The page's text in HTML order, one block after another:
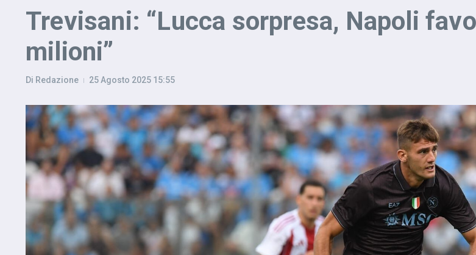
Trevisani: “Lucca sorpresa, Napoli
milioni”
Di Redazione 25 Agosto 2025 15:55